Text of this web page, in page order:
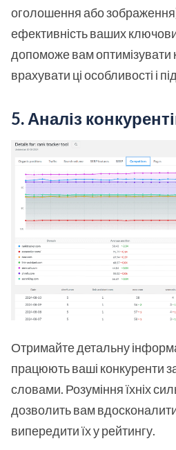
оголошення або
ефективність ваших
допоможе вам оптимізувати
врахувати ці особливості і
5. Аналіз
Отримайте детальну
працюють ваші конкуренти
словами. Розуміння їхніх
дозволить вам вдосконалити
випередити їх у рейтингу.